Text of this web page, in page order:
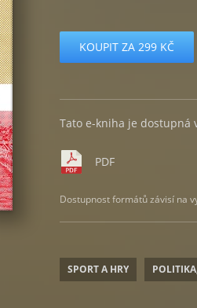
KOUPIT ZA 299 KČ
Tato e-kniha je dostupná
PDF
Dostupnost formátů závisí na
SPORT A HRY